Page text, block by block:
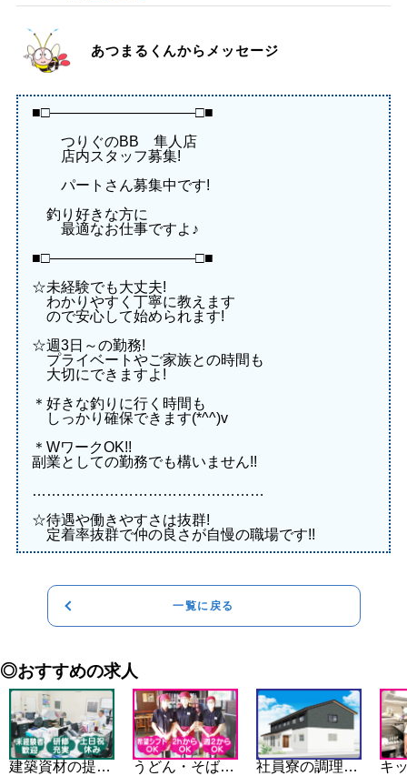
あつまるくんからメッセージ
■□――――――――――□■
つりぐのBB 隼人店
店内スタッフ募集!
パートさん募集中です!
釣り好きな方に
最適なお仕事ですよ♪
■□――――――――――□■
☆未経験でも大丈夫!
わかりやすく丁寧に教えます
ので安心して始められます!
☆週3日～の勤務!
プライベートやご家族との時間も
大切にできますよ!
＊好きな釣りに行く時間も
しっかり確保できます(*^^)v
＊WワークOK!!
副業としての勤務でも構いません!!
…………………………………………
☆待遇や働きやすさは抜群!
定着率抜群で仲の良さが自慢の職場です!!
一覧に戻る
◎おすすめの求人
建築資材の提案営業スタッフ(鹿児島営業所) うどん・そば屋のホール・キッチンスタッフ 社員寮の調理スタッフ